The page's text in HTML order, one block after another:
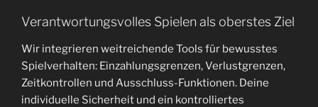
Verantwortungsvolles Spielen als oberstes Ziel
Wir integrieren weitreichende Tools für bewusstes
Spielverhalten: Einzahlungsgrenzen, Verlustgrenzen,
Zeitkontrollen und Ausschluss-Funktionen. Deine
individuelle Sicherheit und ein kontrolliertes